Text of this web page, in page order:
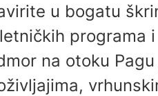
u bogatu
programa
na otoku